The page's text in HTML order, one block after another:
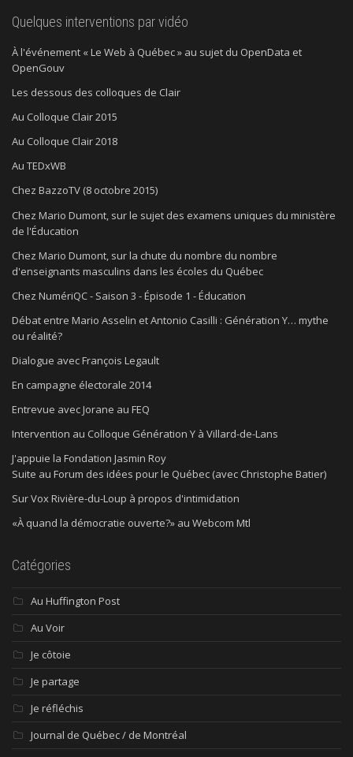
Quelques interventions par vidéo
À l'événement « Le Web à Québec » au sujet du OpenData et
OpenGouv
Les dessous des colloques de Clair
Au Colloque Clair 2015
Au Colloque Clair 2018
Au TEDxWB
Chez BazzoTV (8 octobre 2015)
Chez Mario Dumont, sur le sujet des examens uniques du ministère
de l'Éducation
Chez Mario Dumont, sur la chute du nombre du nombre
d'enseignants masculins dans les écoles du Québec
Chez NumériQC - Saison 3 - Épisode 1 - Éducation
Débat entre Mario Asselin et Antonio Casilli : Génération Y… mythe
ou réalité?
Dialogue avec François Legault
En campagne électorale 2014
Entrevue avec Jorane au FEQ
Intervention au Colloque Génération Y à Villard-de-Lans
J'appuie la Fondation Jasmin Roy
Suite au Forum des idées pour le Québec (avec Christophe Batier)
Sur Vox Rivière-du-Loup à propos d'intimidation
«À quand la démocratie ouverte?» au Webcom Mtl
Catégories
Au Huffington Post
Au Voir
Je côtoie
Je partage
Je réfléchis
Journal de Québec / de Montréal